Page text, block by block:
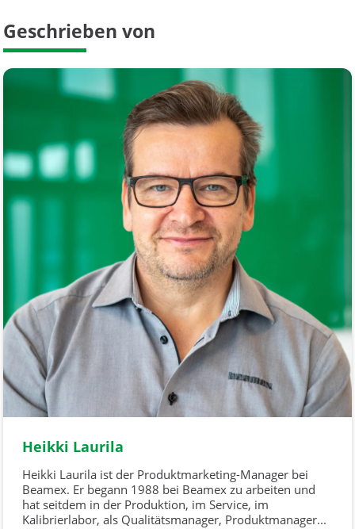
Geschrieben von
Heikki Laurila
Heikki Laurila ist der Produktmarketing-Manager bei
Beamex. Er begann 1988 bei Beamex zu arbeiten und
hat seitdem in der Produktion, im Service, im
Kalibrierlabor, als Qualitätsmanager, Produktmanager...